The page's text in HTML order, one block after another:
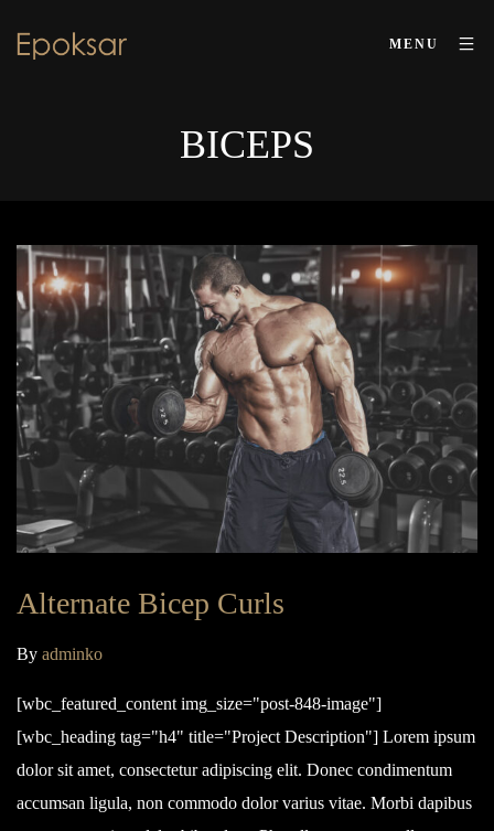
MENU
BICEPS
Alternate Bicep Curls
By adminko
[wbc_featured_content img_size="post-848-image"]
[wbc_heading tag="h4" title="Project Description"] Lorem ipsum
dolor sit amet, consectetur adipiscing elit. Donec condimentum
accumsan ligula, non commodo dolor varius vitae. Morbi dapibus